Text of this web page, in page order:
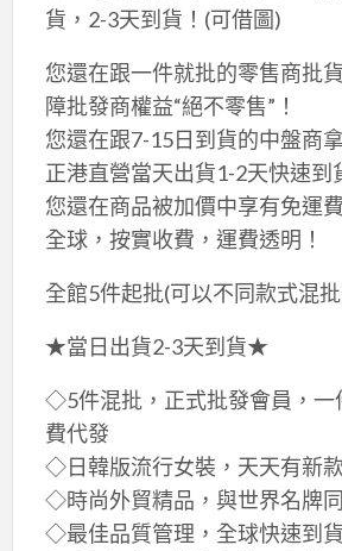
貨，2-3天到貨！(可借圖)
您還在跟一件就批的零售商批
障批發商權益“絕不零售”！
您還在跟7-15日到貨的中盤商
正港直營當天出貨1-2天快速到
您還在商品被加價中享有免運
全球，按實收費，運費透明！
全館5件起批(可以不同款式混批
★當日出貨2-3天到貨★
◇5件混批，正式批發會員，一
費代發
◇日韓版流行女裝，天天有新款
◇時尚外貿精品，與世界名牌
◇最佳品質管理，全球快速到貨